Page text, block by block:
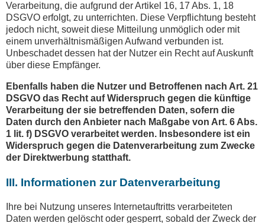
Verarbeitung, die aufgrund der Artikel 16, 17 Abs. 1, 18
DSGVO erfolgt, zu unterrichten. Diese Verpflichtung besteht
jedoch nicht, soweit diese Mitteilung unmöglich oder mit
einem unverhältnismäßigen Aufwand verbunden ist.
Unbeschadet dessen hat der Nutzer ein Recht auf Auskunft
über diese Empfänger.
Ebenfalls haben die Nutzer und Betroffenen nach Art. 21
DSGVO das Recht auf Widerspruch gegen die künftige
Verarbeitung der sie betreffenden Daten, sofern die
Daten durch den Anbieter nach Maßgabe von Art. 6 Abs.
1 lit. f) DSGVO verarbeitet werden. Insbesondere ist ein
Widerspruch gegen die Datenverarbeitung zum Zwecke
der Direktwerbung statthaft.
III. Informationen zur Datenverarbeitung
Ihre bei Nutzung unseres Internetauftritts verarbeiteten
Daten werden gelöscht oder gesperrt, sobald der Zweck der